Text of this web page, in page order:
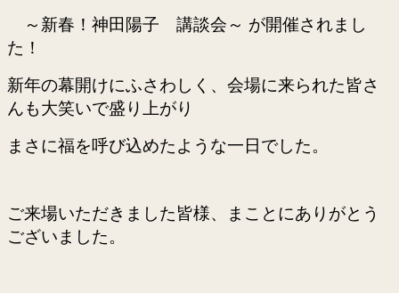
～新春！神田陽子 講談会～ が開催されまし
た！
新年の幕開けにふさわしく、会場に来られた皆さ
んも大笑いで盛り上がり
まさに福を呼び込めたような一日でした。
ご来場いただきました皆様、まことにありがとう
ございました。